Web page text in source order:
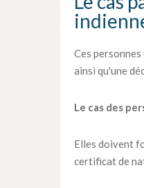
Ces
ainsi qu'une
Le cas des
Elles doivent
certificat de